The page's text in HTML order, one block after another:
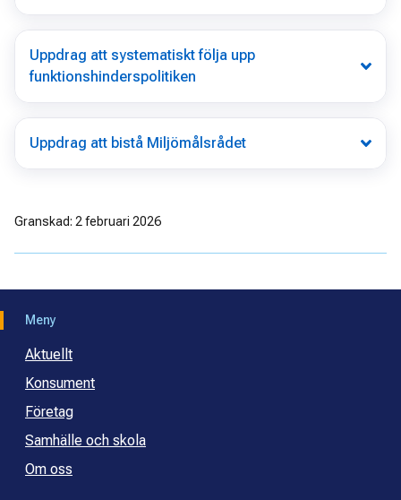
Uppdrag att systematiskt följa upp
funktionshinderspolitiken
Uppdrag att bistå Miljömålsrådet
Granskad: 2 februari 2026
Meny
Aktuellt
Konsument
Företag
Samhälle och skola
Om oss